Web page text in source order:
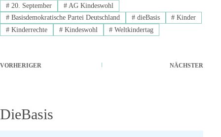
#20. September #AG Kindeswohl
#Basisdemokratische Partei Deutschland #dieBasis # Kinder
#Kinderrechte #Kindeswohl # Weltkindertag
VORHERIGER NÄCHSTER
DieBasis